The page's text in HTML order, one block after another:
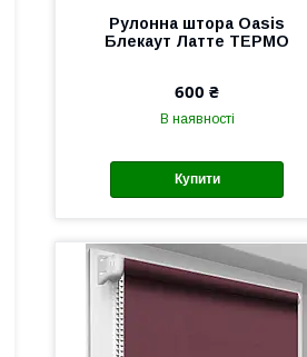
Рулонна штора Oasis
Блекаут Латте ТЕРМО
600 ₴
В наявності
Купити